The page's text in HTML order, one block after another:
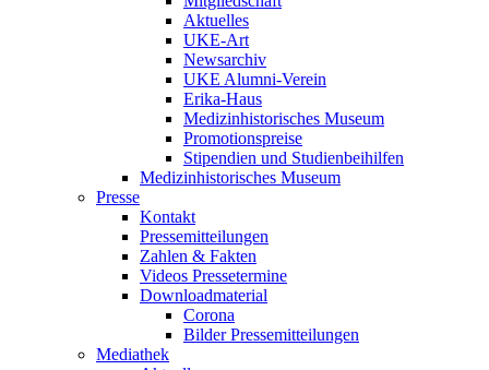
Aktuelles
UKE-Art
Newsarchiv
UKE Alumni-Verein
Erika-Haus
Medizinhistorisches Museum
Promotionspreise
Stipendien und Studienbeihilfen
Medizinhistorisches Museum
Presse
Kontakt
Pressemitteilungen
Zahlen & Fakten
Videos Pressetermine
Downloadmaterial
Corona
Bilder Pressemitteilungen
Mediathek